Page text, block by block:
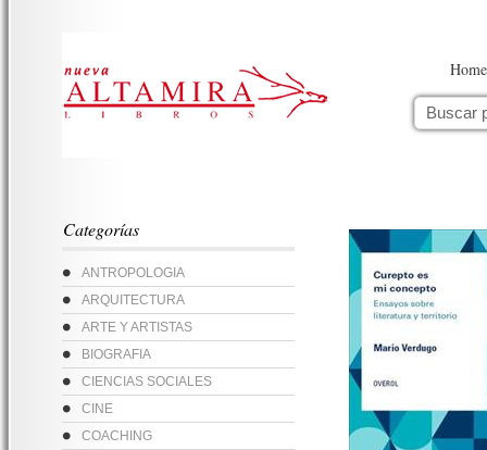
Home
Categorías
ANTROPOLOGIA
ARQUITECTURA
ARTE Y ARTISTAS
BIOGRAFIA
CIENCIAS SOCIALES
CINE
COACHING